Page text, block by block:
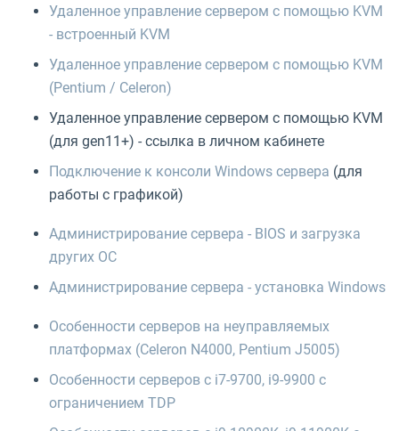
Удаленное управление сервером с помощью KVM
- встроенный KVM
Удаленное управление сервером с помощью KVM
(Pentium / Celeron)
Удаленное управление сервером с помощью KVM
(для gen11+) - ссылка в личном кабинете
Подключение к консоли Windows сервера (для
работы с графикой)
Администрирование сервера - BIOS и загрузка
других ОС
Администрирование сервера - установка Windows
Особенности серверов на неуправляемых
платформах (Celeron N4000, Pentium J5005)
Особенности серверов с i7-9700, i9-9900 с
ограничением TDP